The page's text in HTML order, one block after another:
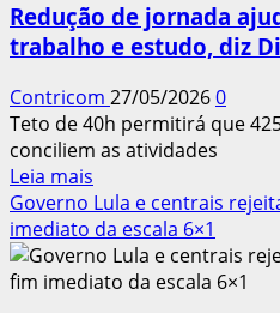
Redução de jornada
trabalho e estudo, diz
Contricom 27/05/20260
Teto de 40h permitirá que
conciliem as atividades
Leia mais
mais
sobre
Redução
de
Governo Lula e centrais
imediato da escala 6×1